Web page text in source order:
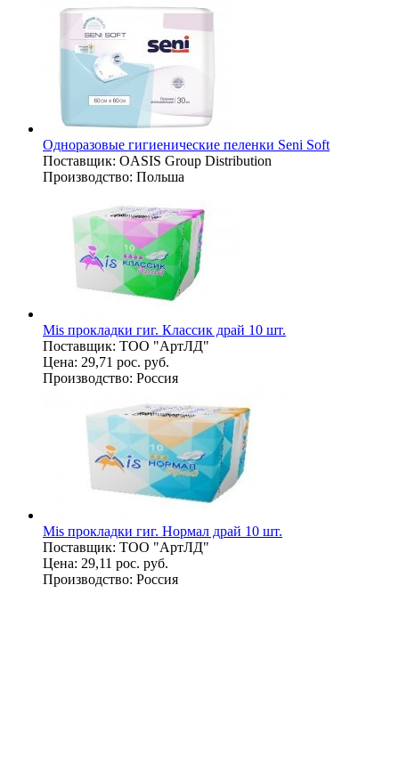
Одноразовые гигиенические пеленки Seni Soft
Поставщик: OASIS Group Distribution
Производство: Польша
Mis прокладки гиг. Классик драй 10 шт.
Поставщик: ТОО "АртЛД"
Цена: 29,71 рос. руб.
Производство: Россия
Mis прокладки гиг. Нормал драй 10 шт.
Поставщик: ТОО "АртЛД"
Цена: 29,11 рос. руб.
Производство: Россия